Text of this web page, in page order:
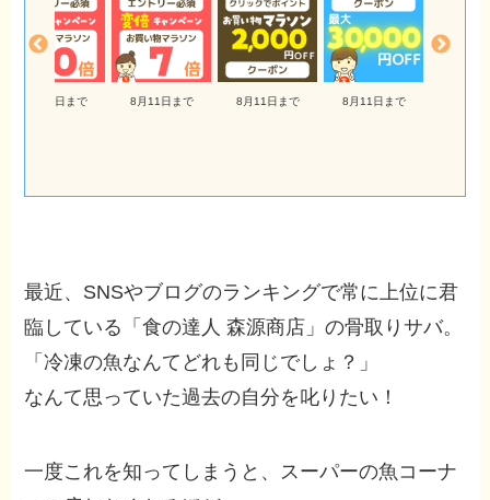
8月11日まで 8月11日まで 8月11日まで 8月11日まで
最近、SNSやブログのランキングで常に上位に君
臨している「食の達人 森源商店」の骨取りサバ。
「冷凍の魚なんてどれも同じでしょ？」
なんて思っていた過去の自分を叱りたい！
一度これを知ってしまうと、スーパーの魚コーナ